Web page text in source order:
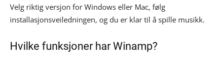
Velg riktig versjon for Windows eller Mac, følg
installasjonsveiledningen, og du er klar til å spille musikk.
Hvilke funksjoner har Winamp?